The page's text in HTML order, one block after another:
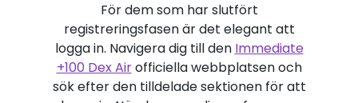
För dem som har slutfört
registreringsfasen är det elegant att
logga in. Navigera dig till den Immediate
+100 Dex Airofficiella webbplatsen och
sök efter den tilldelade sektionen för att